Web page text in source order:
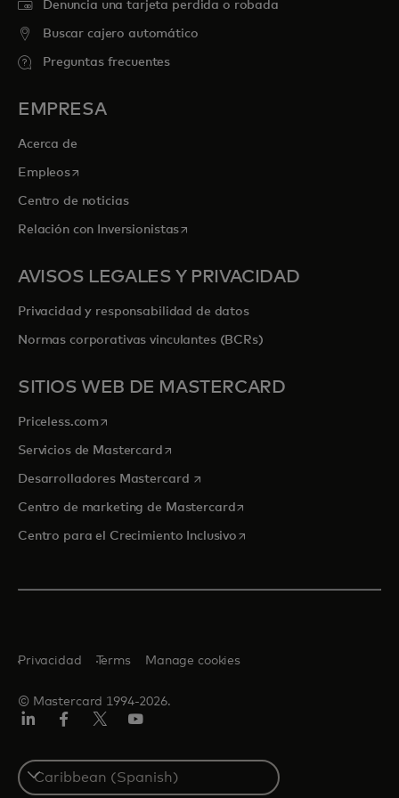
Denuncia una tarjeta perdida o robada
Buscar cajero automático
Preguntas frecuentes
EMPRESA
Acerca de
Empleosse abre en una pestaña nueva
Centro de noticias
Relación con Inversionistasse abre en una pestaña nueva
AVISOS LEGALES Y PRIVACIDAD
Privacidad y responsabilidad de datos
Normas corporativas vinculantes (BCRs)
SITIOS WEB DE MASTERCARD
Priceless.com se abre en una pestaña nueva
Servicios de Mastercardse abre en una pestaña nueva
Desarrolladores Mastercard se abre en una pestaña nueva
Centro de marketing de Mastercardse abre en una pestaña
Centro para el Crecimiento Inclusivose abre en una pestaña
© Mastercard 1994-2026.
Privacidad Terms Manage cookies
Select
a
country